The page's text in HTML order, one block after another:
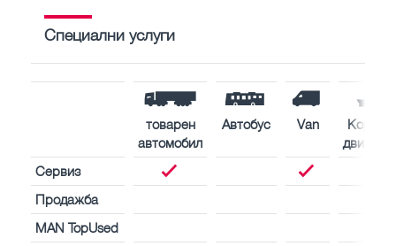
Специални услуги
товарен
автомобил
Автобус Van
Сервиз
Продажба
MAN TopUsed